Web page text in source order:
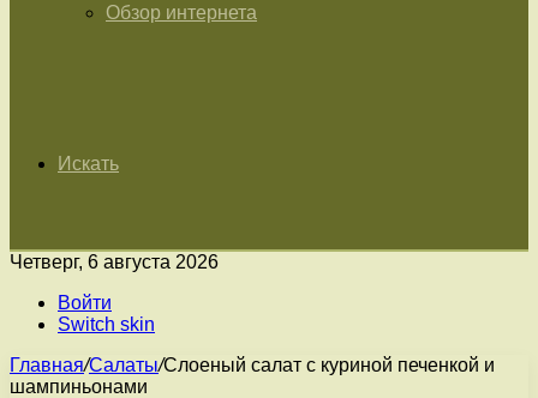
Обзор интернета
Искать
Четверг, 6 августа 2026
Войти
Switch skin
Главная/Салаты/Слоеный салат с куриной печенкой и
шампиньонами